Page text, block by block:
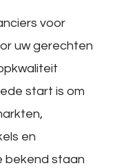
voor
uw gerechten
start is om
en
bekend staan